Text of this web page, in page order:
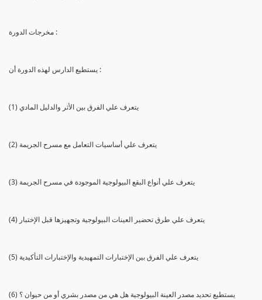
مخرجات الدورة :
يستطيع الدارس لهذه الدورة أن :
(1) يتعرف علي الفرق بين الأثر والدليل المادي
(2) يتعرف علي أساسيات التعامل مع مسرح الجريمة
(3) يتعرف علي أنواع البقع البيولوجية الموجودة في مسرح الجريمة
(4) يتعرف علي طرق تحضير العينات البيولوجية وتجهيزها قبل الإختبار
(5) يتعرف علي الفرق بين الإختبارات التمهيدية والإختبارات التأكيدية
(6) يستطيع تحديد مصدر العينة البيولوجية هل هي من مصدر بشري أو من حيوان ؟